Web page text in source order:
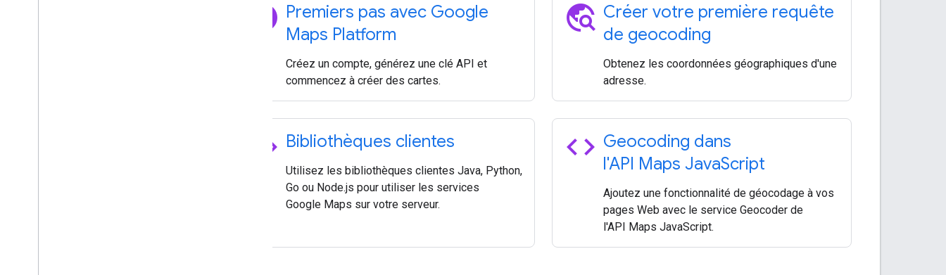
explore Premiers pas avec Google
Maps Platform
Créez un compte, générez une clé API et
commencez à créer des cartes.
travel_explore Créer votre première requête
de geocoding
Obtenez les coordonnées géographiques d'une
adresse.
code Bibliothèques clientes
Utilisez les bibliothèques clientes Java, Python,
Go ou Node.js pour utiliser les services
Google Maps sur votre serveur.
code Geocoding dans
l'API Maps JavaScript
Ajoutez une fonctionnalité de géocodage à vos
pages Web avec le service Geocoder de
l'API Maps JavaScript.